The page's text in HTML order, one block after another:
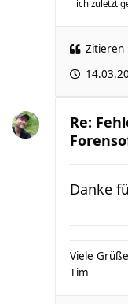
ich zuletzt
Zitieren
Re:
Danke
Viele Grüße
Tim